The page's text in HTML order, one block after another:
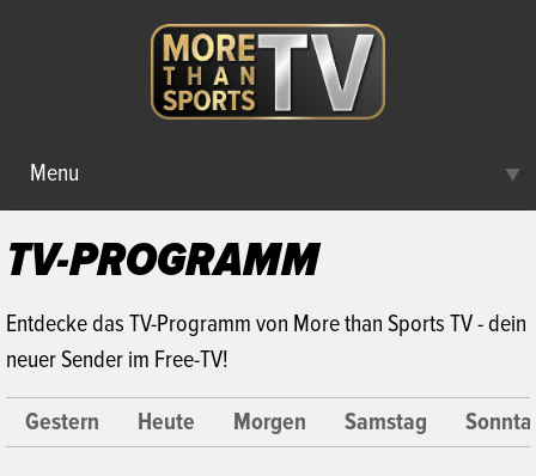
Menu ▼
EMPFANG
TV-PROGRAMM
Entdecke das TV-Programm von More than Sports TV - dein
neuer Sender im Free-TV!
Gestern Heute Morgen Samstag